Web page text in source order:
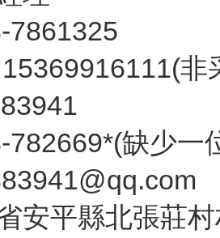
7861325
非
782669*(缺少一
安平縣北張莊